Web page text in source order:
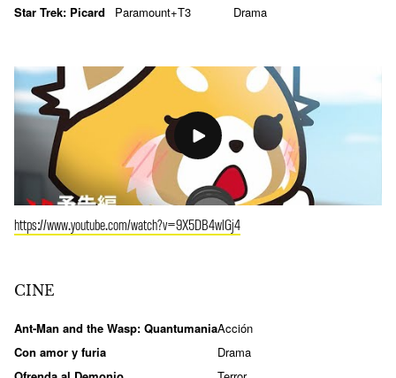
Star Trek: Picard Paramount+T3 Drama
https://www.youtube.com/watch?v=9X5DB4wlGj4
CINE
Ant-Man and the Wasp: QuantumaniaAcción
Con amor y furia
Drama